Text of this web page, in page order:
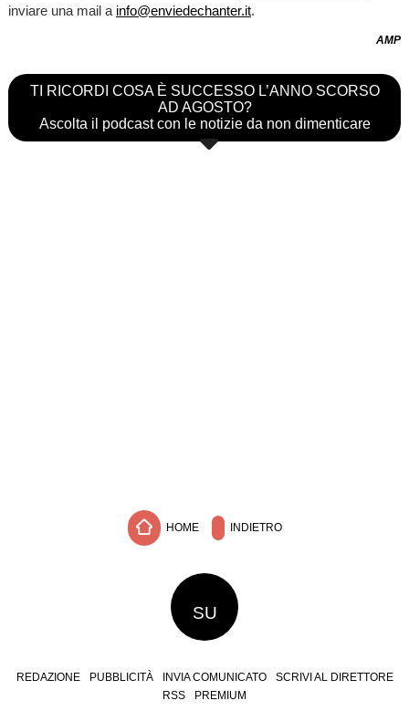
inviare una mail a info@enviedechanter.it.
AMP
TI RICORDI COSA È SUCCESSO L’ANNO SCORSO
AD AGOSTO?
Ascolta il podcast con le notizie da non dimenticare
HOME INDIETRO
SU
REDAZIONE PUBBLICITÀ INVIA COMUNICATO
SCRIVI AL DIRETTORE
RSS
PREMIUM